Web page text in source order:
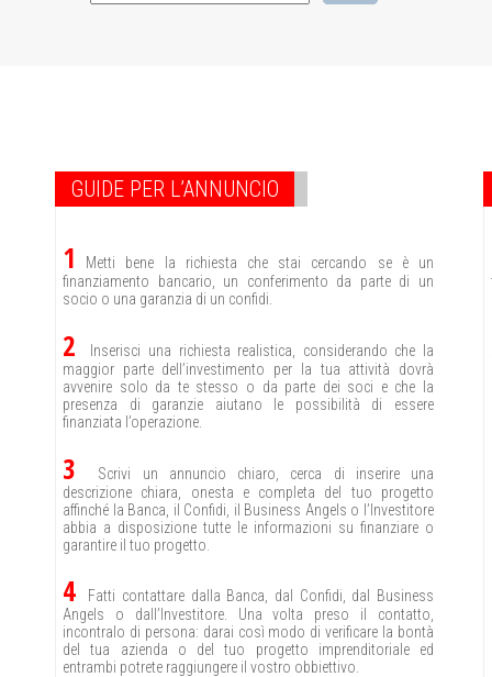
GUIDE PER L’ANNUNCIO
1
Metti bene la richiesta che stai cercando se è un
finanziamento bancario, un conferimento da parte di un
socio o una garanzia di un confidi.
2 Inserisci una richiesta realistica, considerando che la
maggior parte dell’investimento per la tua attività dovrà
avvenire solo da te stesso o da parte dei soci e che la
presenza di garanzie aiutano le possibilità di essere
finanziata l’operazione.
3 Scrivi un annuncio chiaro, cerca di inserire una
descrizione chiara, onesta e completa del tuo progetto
affinché la Banca, il Confidi, il Business Angels o l’Investitore
abbia a disposizione tutte le informazioni su finanziare o
garantire il tuo progetto.
4 Fatti contattare dalla Banca, dal Confidi, dal Business
Angels o dall’Investitore. Una volta preso il contatto,
incontralo di persona: darai così modo di verificare la bontà
del tua azienda o del tuo progetto imprenditoriale ed
entrambi potrete raggiungere il vostro obbiettivo.